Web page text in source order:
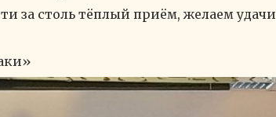
за столь тёплый приём, желаем